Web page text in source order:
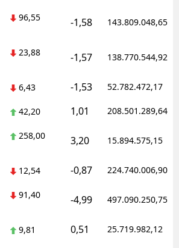
96,55 -1,58 143.809.048,65
23,88 -1,57 138.770.544,92
6,43 -1,53 52.782.472,17
42,20 1,01 208.501.289,64
258,00 3,20 15.894.575,15
12,54 -0,87 224.740.006,90
91,40 -4,99 497.090.250,75
9,81 0,51 25.719.982,12